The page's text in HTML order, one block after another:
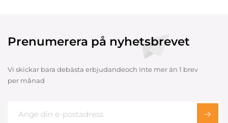
Prenumerera på nyhetsbrevet
Vi skickar bara debästa erbjudandeoch Inte mer än 1 brev
per månad